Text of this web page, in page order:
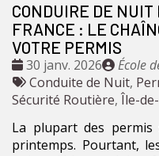
CONDUIRE DE
FRANCE : LE
VOTRE PERMIS
Date
:
30 janv. 2026
Publié
par
École
Tags
:
Conduite de Nuit,
Sécurité Routière, Île-
La plupart des
printemps. Pourtant,